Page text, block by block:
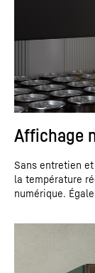
Affichage
Sans entretien
la température
numérique.